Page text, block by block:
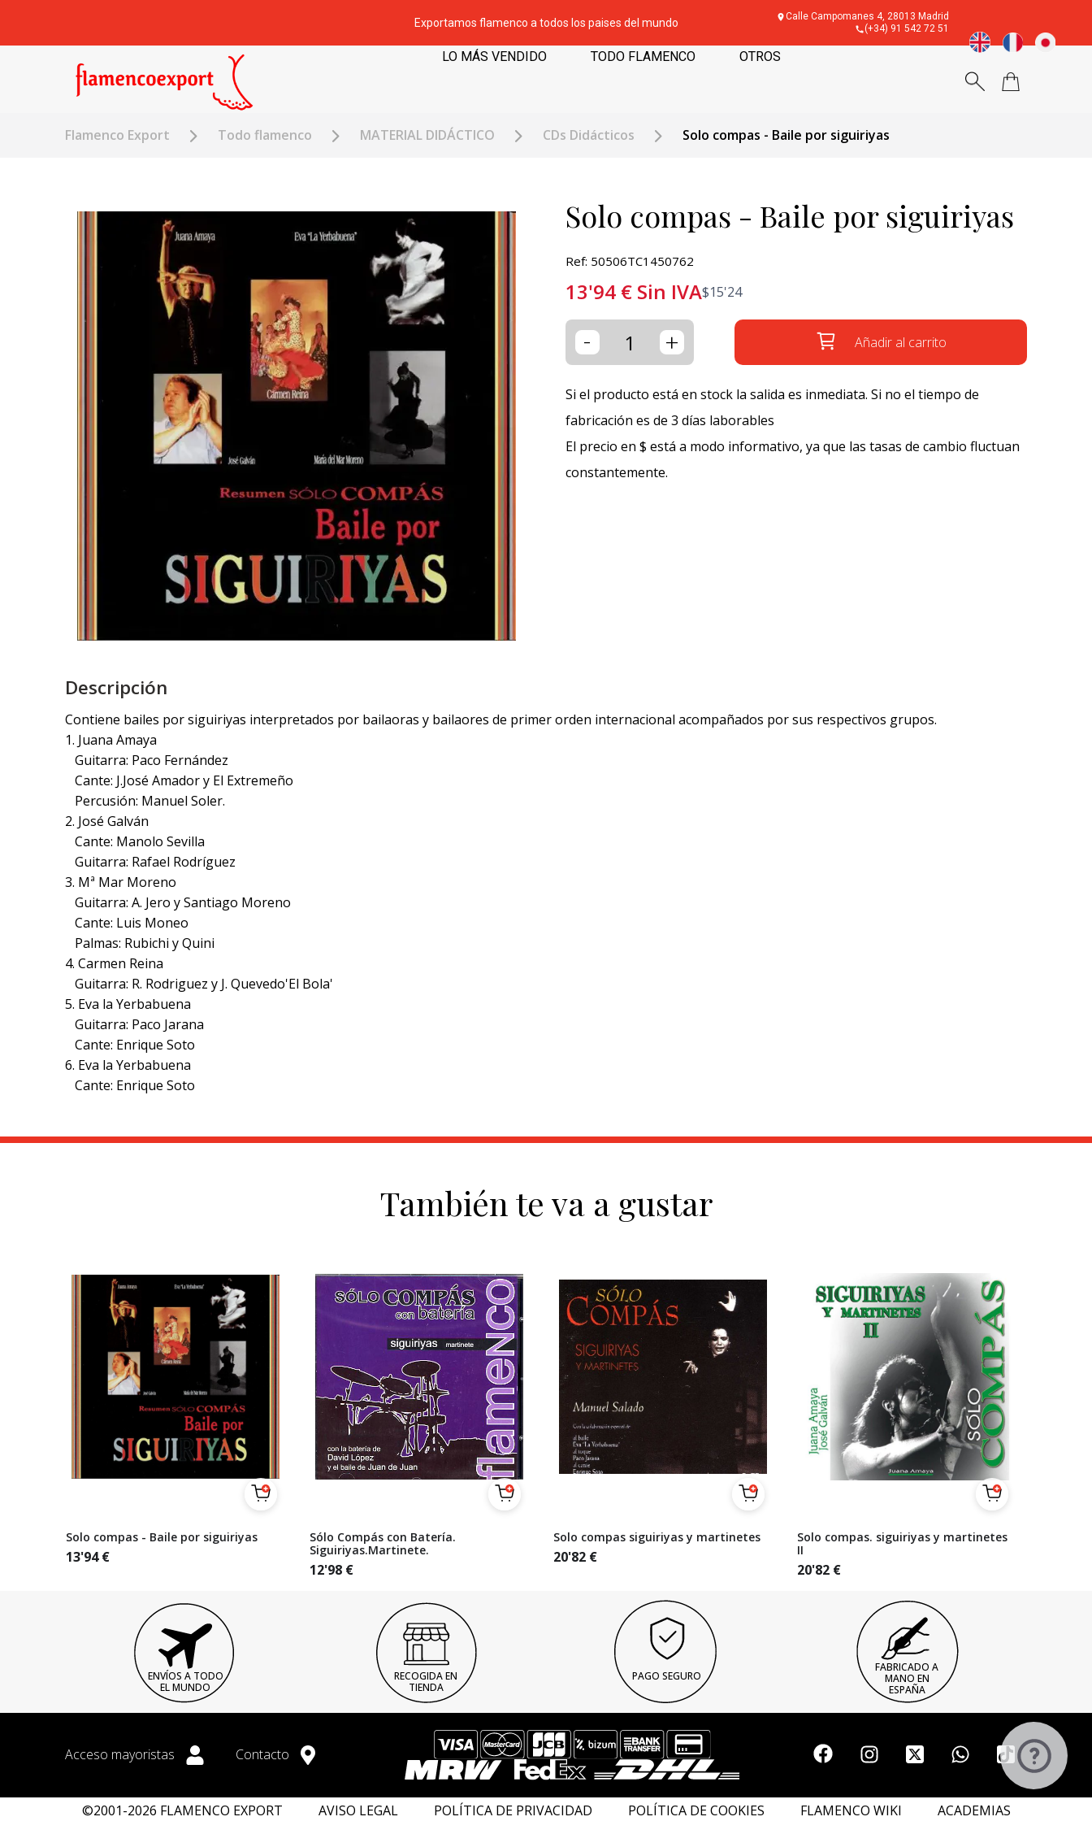
Exportamos flamenco a todos los paises del mundo
Calle Campomanes 4, 28013 Madrid
(+34) 91 542 72 51
LO MÁS VENDIDO TODO FLAMENCO OTROS
Flamenco Export Todo flamenco MATERIAL DIDÁCTICO CDs Didácticos Solo compas - Baile por siguiriyas
Solo compas - Baile por siguiriyas
Ref: 50506TC1450762
13'94€ Sin IVA$15'24
- + Añadir al carrito
Si el producto está en stock la salida es inmediata. Si no el tiempo de
fabricación es de 3 días laborables
El precio en $ está a modo informativo, ya que las tasas de cambio fluctuan
constantemente.
Descripción
Contiene bailes por siguiriyas interpretados por bailaoras y bailaores de primer orden internacional acompañados por sus respectivos grupos.
1. Juana Amaya
Guitarra: Paco Fernández
Cante: J.José Amador y El Extremeño
Percusión: Manuel Soler.
2. José Galván
Cante: Manolo Sevilla
Guitarra: Rafael Rodríguez
3. Mª Mar Moreno
Guitarra: A. Jero y Santiago Moreno
Cante: Luis Moneo
Palmas: Rubichi y Quini
4. Carmen Reina
Guitarra: R. Rodriguez y J. Quevedo'El Bola'
5. Eva la Yerbabuena
Guitarra: Paco Jarana
Cante: Enrique Soto
6. Eva la Yerbabuena
Cante: Enrique Soto
También te va a gustar
Solo compas - Baile por siguiriyas
13'94€
Sólo Compás con Batería.
Siguiriyas.Martinete.
12'98 €
Solo compas siguiriyas y martinetes
20'82 €
Solo compas. siguiriyas y martinetes
II
20'82 €
ENVÍOS A TODO
EL MUNDO
RECOGIDA EN
TIENDA
PAGO SEGURO
FABRICADO A
MANO EN
ESPAÑA
Acceso mayoristas Contacto
©2001-2026 FLAMENCO EXPORT AVISO LEGAL POLÍTICA DE PRIVACIDAD POLÍTICA DE COOKIES FLAMENCO WIKI ACADEMIAS